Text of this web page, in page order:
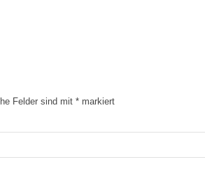
Felder sind mit * markiert